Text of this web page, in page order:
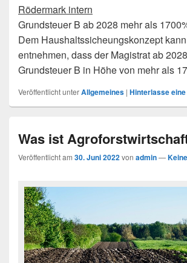
Rödermark intern
Grundsteuer B ab 2028 mehr als
Dem Haushaltssicheungskonzept
entnehmen, dass der Magistrat ab
Grundsteuer B in Höhe von mehr als
Veröffentlicht unterAllgemeines | Hinterlasse
Was ist
Veröffentlicht am 30. Juni 2022von admin—